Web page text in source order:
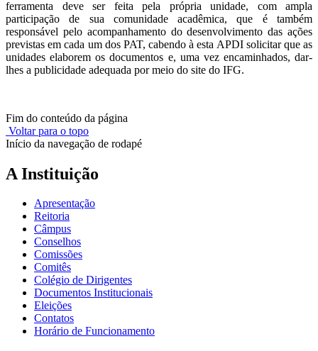
ferramenta deve ser feita pela própria unidade, com ampla
participação de sua comunidade acadêmica, que é também
responsável pelo acompanhamento do desenvolvimento das ações
previstas em cada um dos PAT, cabendo à esta APDI solicitar que as
unidades elaborem os documentos e, uma vez encaminhados, dar-
lhes a publicidade adequada por meio do site do IFG.
Fim do conteúdo da página
Voltar para o topo
Início da navegação de rodapé
A Instituição
Apresentação
Reitoria
Câmpus
Conselhos
Comissões
Comitês
Colégio de Dirigentes
Documentos Institucionais
Eleições
Contatos
Horário de Funcionamento